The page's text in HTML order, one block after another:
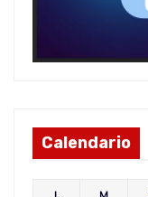
Calendario